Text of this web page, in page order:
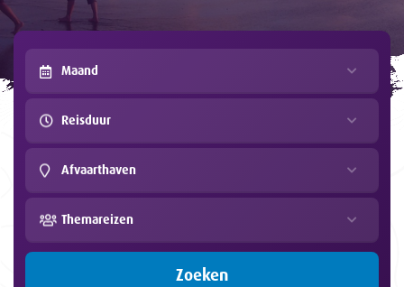
Maand
Reisduur
Afvaarthaven
Themareizen
Zoeken